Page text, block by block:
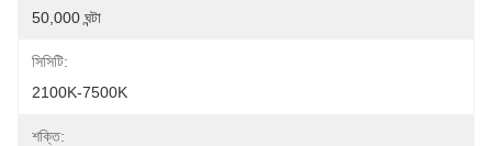
50,000 ঘন্টা
সিসিটি:
2100K-7500K
শক্তি: